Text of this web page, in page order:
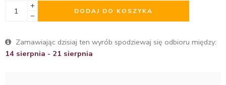
DODAJ DO KOSZYKA
Zamawiając dzisiaj ten wyrób spodziewaj się odbioru między:
14 sierpnia - 21 sierpnia